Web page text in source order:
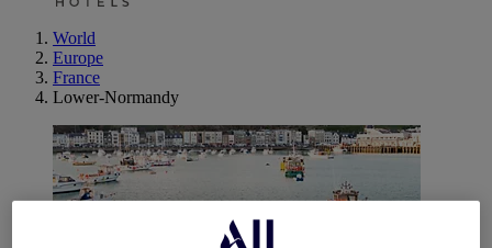
World
Europe
France
Lower-Normandy